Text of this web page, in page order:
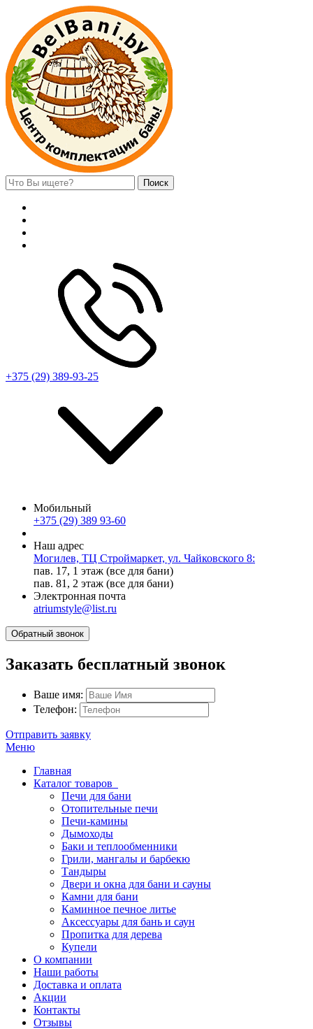
Поиск
+375 (29) 389-93-25
Мобильный
+375 (29) 389 93-60
Наш адрес
Могилев, ТЦ Строймаркет, ул. Чайковского 8:
пав. 17, 1 этаж (все для бани)
пав. 81, 2 этаж (все для бани)
Электронная почта
atriumstyle@list.ru
Обратный звонок
Заказать бесплатный звонок
Ваше имя:
Телефон:
Отправить заявку
Меню
Главная
Каталог товаров
Печи для бани
Отопительные печи
Печи-камины
Дымоходы
Баки и теплообменники
Грили, мангалы и барбекю
Тандыры
Двери и окна для бани и сауны
Камни для бани
Каминное печное литье
Аксессуары для бань и саун
Пропитка для дерева
Купели
О компании
Наши работы
Доставка и оплата
Акции
Контакты
Отзывы